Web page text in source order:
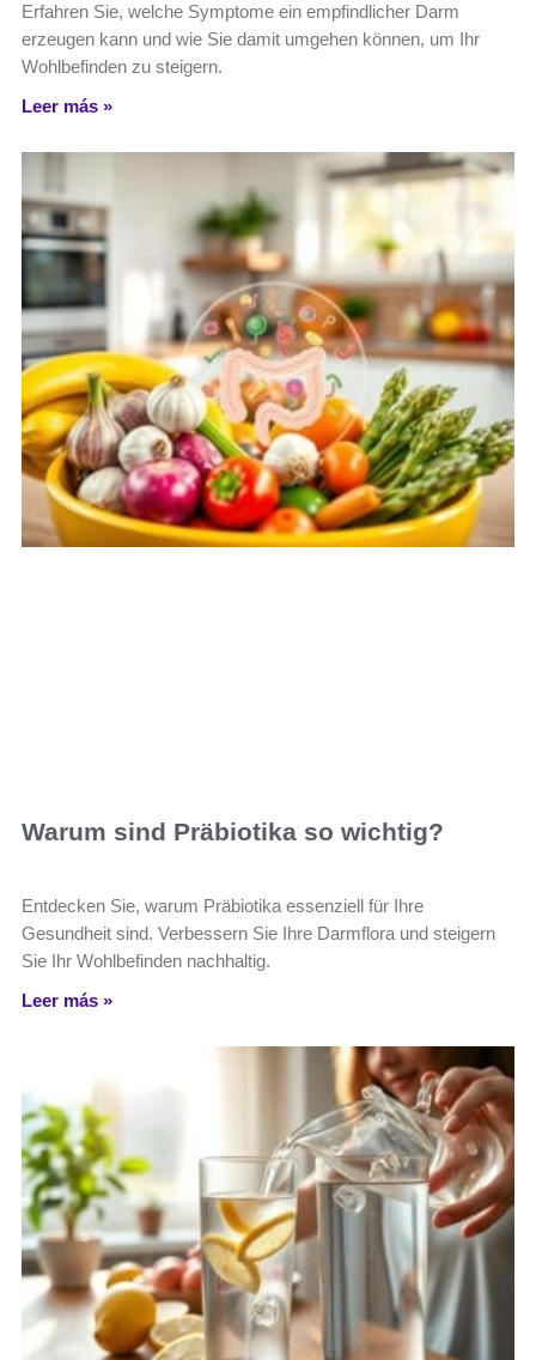
Erfahren Sie, welche Symptome ein empfindlicher Darm
erzeugen kann und wie Sie damit umgehen können, um Ihr
Wohlbefinden zu steigern.
Leer más »
Warum sind Präbiotika so wichtig?
Entdecken Sie, warum Präbiotika essenziell für Ihre
Gesundheit sind. Verbessern Sie Ihre Darmflora und steigern
Sie Ihr Wohlbefinden nachhaltig.
Leer más »